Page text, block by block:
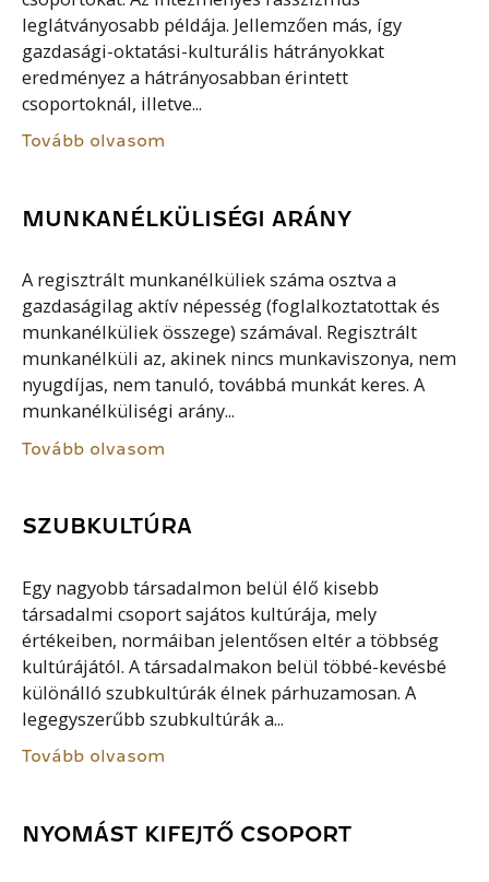
leglátványosabb példája. Jellemzően más, így
gazdasági-oktatási-kulturális hátrányokkat
eredményez a hátrányosabban érintett
csoportoknál, illetve...
Tovább olvasom
MUNKANÉLKÜLISÉGI ARÁNY
A regisztrált munkanélküliek száma osztva a
gazdaságilag aktív népesség (foglalkoztatottak és
munkanélküliek összege) számával. Regisztrált
munkanélküli az, akinek nincs munkaviszonya, nem
nyugdíjas, nem tanuló, továbbá munkát keres. A
munkanélküliségi arány...
Tovább olvasom
SZUBKULTÚRA
Egy nagyobb társadalmon belül élő kisebb
társadalmi csoport sajátos kultúrája, mely
értékeiben, normáiban jelentősen eltér a többség
kultúrájától. A társadalmakon belül többé-kevésbé
különálló szubkultúrák élnek párhuzamosan. A
legegyszerűbb szubkultúrák a...
Tovább olvasom
NYOMÁST KIFEJTŐ CSOPORT